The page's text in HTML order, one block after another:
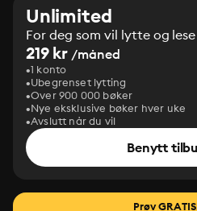
Unlimited
For deg som vil lytte og
219 kr /måned
1 konto
Ubegrenset lytting
Over 900 000 bøker
Nye eksklusive bøker hver uke
Avslutt når du vil
Benytt
Prøv